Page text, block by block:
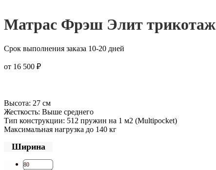
Матрас Фрэш Элит трикотаж
Срок выполнения заказа 10-20 дней
от 16 500 ₽
Высота: 27 см
Жесткость: Выше среднего
Тип конструкции: 512 пружин на 1 м2 (Multipocket)
Максимальная нагрузка до 140 кг
Ширина
80